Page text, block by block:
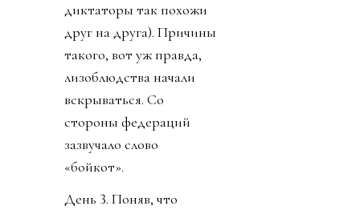
диктаторы так похожи
друг на друга). Причины
такого, вот уж правда,
лизоблюдства начали
вскрываться. Со
стороны федераций
зазвучало слово
«бойкот».
День 3. Поняв, что